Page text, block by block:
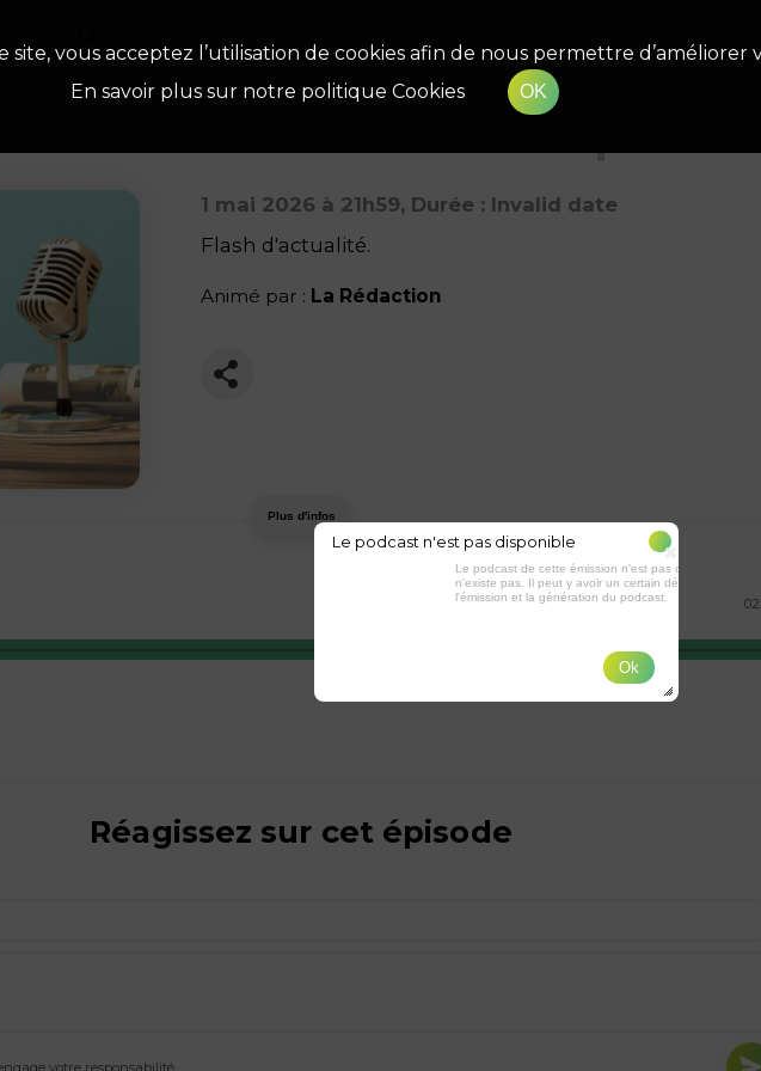
Épisode
1 mai 2026 à 21h59, Durée : Invalid date
Flash d'actualité.
Animé par : La Rédaction
Plus d'infos
Réagissez sur cet épisode
vous acceptez l’utilisation de cookies afin de nous permettre
En savoir plus sur notre politique Cookies
OK
Le podcast n'est pas disponible
Le podcast de cette émission n'est pas disponible ou
n'existe pas. Il peut y avoir un certain délai entre la fin
l'émission et la génération du podcast.
Ok